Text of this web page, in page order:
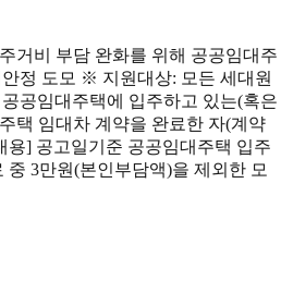
거비 부담 완화를 위해 공공임대주
정 도모 ※ 지원대상: 모든 세대원
공임대주택에 입주하고 있는(혹은
택 임대차 계약을 완료한 자(계약
용] 공고일기준 공공임대주택 입주
3만원(본인부담액)을 제외한 모